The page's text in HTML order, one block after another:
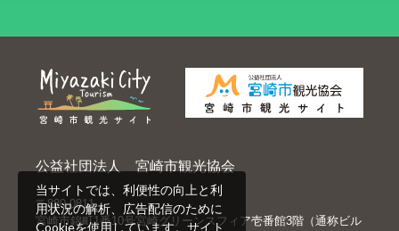
公益社団法人 宮崎市観光協会
〒880-0811
宮崎市錦町1番10号宮崎グリーンスフィア壱番館3階（通称ビル
当サイトでは、利便性の向上と利
用状況の解析、広告配信のために
Cookieを使用しています。サイト